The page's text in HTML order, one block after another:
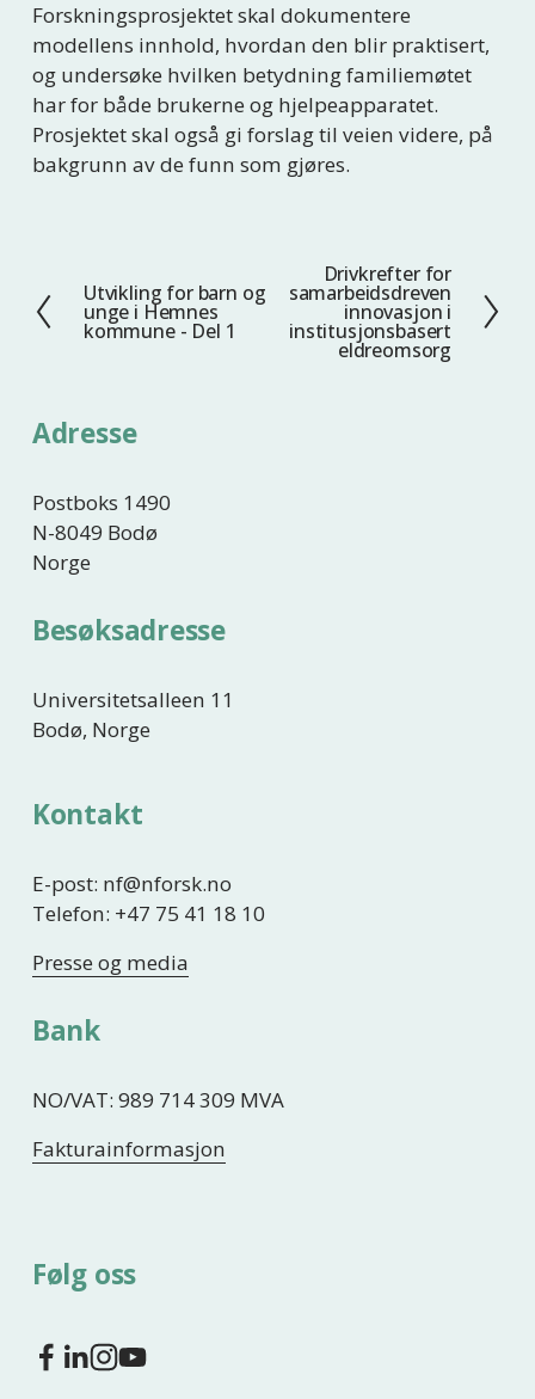
Forskningsprosjektet skal dokumentere
modellens innhold, hvordan den blir praktisert,
og undersøke hvilken betydning familiemøtet
har for både brukerne og hjelpeapparatet.
Prosjektet skal også gi forslag til veien videre, på
bakgrunn av de funn som gjøres.
F
o
g
Utvikling for barn og
unge i Hemnes
kommune - Del 1
Drivkrefter for
samarbeidsdreven
innovasjon i
institusjonsbasert
eldreomsorg
Adresse
Postboks 1490
N-8049 Bodø
Norge
Besøksadresse
Universitetsalleen 11
Bodø, Norge
Kontakt
E-post: nf@nforsk.no
Telefon: +47 75 41 18 10
Presse og media
Bank
NO/VAT: 989 714 309 MVA
Fakturainformasjon
Følg oss